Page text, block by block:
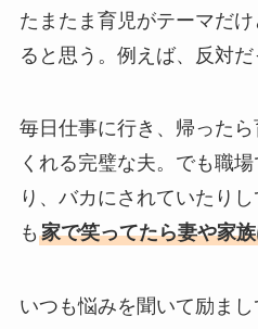
たまたま育児がテーマだ
ると思う。例えば、反対だ
毎日仕事に行き、帰った
くれる完璧な夫。でも職
り、バカにされていたり
も 家で笑ってたら妻や家
いつも悩みを聞いて励ま